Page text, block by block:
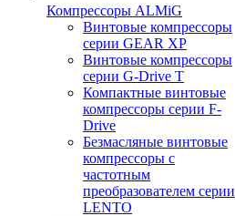
Компрессоры ALMiG
Винтовые компрессоры
серии GEAR XP
Винтовые компрессоры
серии G-Drive T
Компактные винтовые
компрессоры серии F-
Drive
Безмасляные винтовые
компрессоры с
частотным
преобразователем серии
LENTO